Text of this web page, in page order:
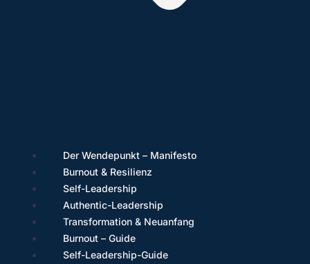
Der Wendepunkt – Manifesto
Burnout & Resilienz
Self-Leadership
Authentic-Leadership
Transformation & Neuanfang
Burnout – Guide
Self-Leadership-Guide